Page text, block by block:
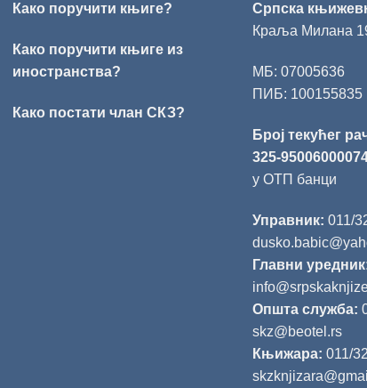
Како поручити књиге?
Како поручити књиге из
иностранства?
Како постати члан СКЗ?
Српска
Краља Милана
МБ: 07005636
ПИБ: 100155835
Број текућег
325-
у ОТП банци
Управник: 011/
Главни
Општа служба:
skz@beotel.rs
Књижара: 011/